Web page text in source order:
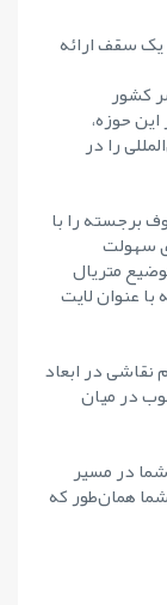
یک سقف ارائه
کشور
حوزه،
را در
برجسته را با
سهولت
متریال
عنوان لایت
نقاشی در ابعاد
در میان
در مسیر
همان‌طور که